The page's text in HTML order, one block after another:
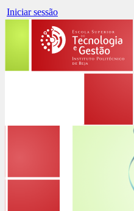
Iniciar sessão